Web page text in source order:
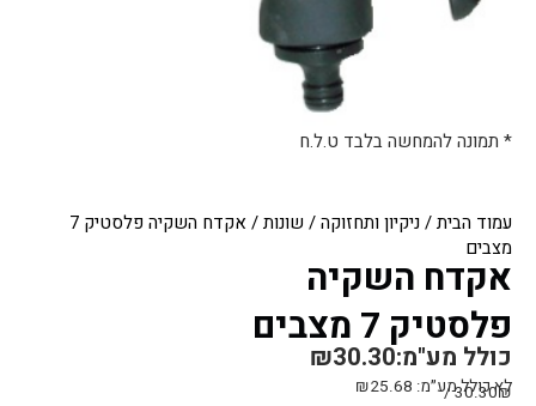
עמוד הבית/ניקיון ותחזוקה/ שונות
/ אקדח השקיה פלסטיק 7
מצבים
אקדח השקיה
פלסטיק 7 מצבים
₪30.30כולל מע"מ:
לא כולל מע״מ: ₪25.68
30.30₪ /
* תמונה להמחשה בלבד ט.ל.ח